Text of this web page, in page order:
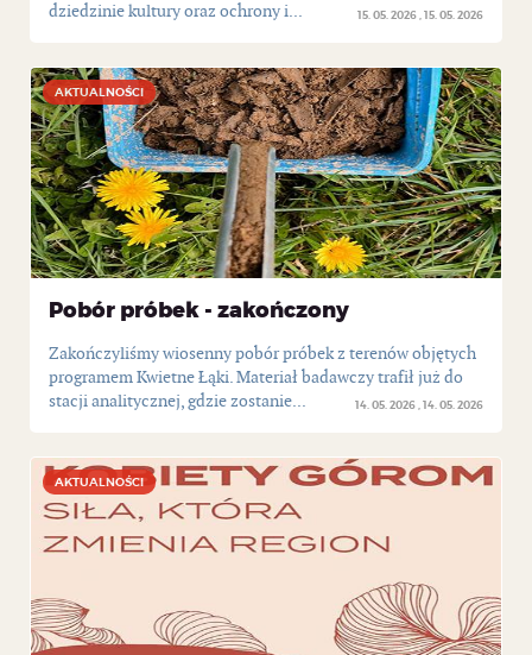
15. 05. 2026 15. 05. 2026
dziedzinie kultury oraz ochrony i...
Pobór próbek - zakończony
AKTUALNOŚCI
14. 05. 2026 14. 05. 2026
Zakończyliśmy wiosenny pobór próbek z terenów objętych
programem Kwietne Łąki. Materiał badawczy trafił już do
stacji analitycznej, gdzie zostanie...
AKTUALNOŚCI
AKTUALNOŚCI
AKTUALNOŚCI